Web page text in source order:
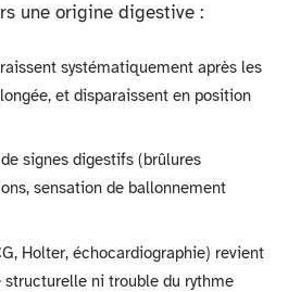
une origine digestive :
systématiquement après les
et disparaissent en position
signes digestifs (brûlures
sensation de ballonnement
Holter, échocardiographie) revient
structurelle ni trouble du rythme